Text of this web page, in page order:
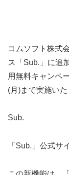
コムソフト株式
ス「Sub.」に追
用無料キャンペ
(月)まで実施いた
Sub.
「Sub.」公式サ